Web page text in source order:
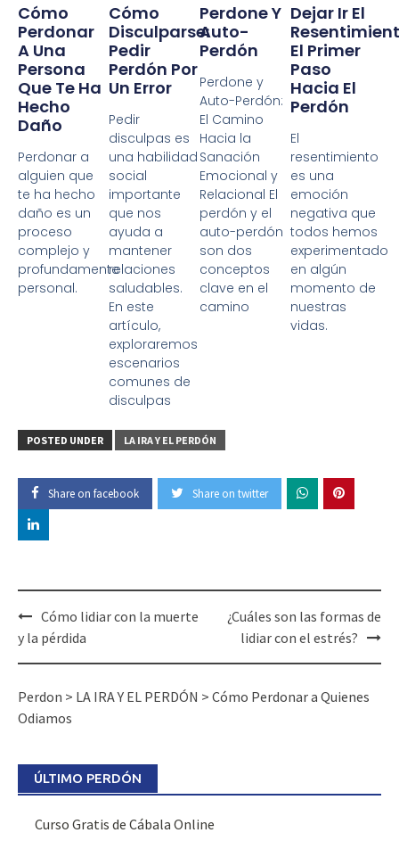
Cómo
Perdonar
A Una
Persona
Que Te Ha
Hecho
Daño
Perdonar a
alguien que
te ha hecho
daño es un
proceso
complejo y
profundamente
personal.
Cómo
Disculparse:
Pedir
Perdón Por
Un Error
Pedir
disculpas es
una habilidad
social
importante
que nos
ayuda a
mantener
relaciones
saludables.
En este
artículo,
exploraremos
escenarios
comunes de
disculpas
Perdone Y
Auto-
Perdón
Perdone y
Auto-Perdón:
El Camino
Hacia la
Sanación
Emocional y
Relacional El
perdón y el
auto-perdón
son dos
conceptos
clave en el
camino
Dejar Ir El
El Primer
Paso
Hacia El
Perdón
El
resentimiento
es una
emoción
negativa que
todos hemos
experimentado
en algún
momento de
nuestras
vidas.
POSTED UNDER LA IRA Y EL PERDÓN
Share on facebook Share on twitter
Cómo lidiar con la muerte
y la pérdida
¿Cuáles son las formas de
lidiar con el estrés?
Perdon > LA IRA Y EL PERDÓN > Cómo Perdonar a Quienes
Odiamos
ÚLTIMO PERDÓN
Curso Gratis de Cábala Online